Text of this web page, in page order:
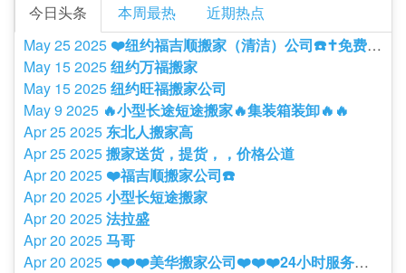
今日头条 本周最热
近期热点
May 25 2025 ❤️纽约福吉顺搬家（清洁）公司☎️✝️免费询价搬家-隔断-保洁-旧家具回收-垃圾清理！新泽西/曼哈顿/纽约
May 15 2025纽约万福搬家
May 15 2025纽约旺福搬家公司
May 9 2025 🔥小型长途短途搬家🔥集装箱装卸🔥🔥
Apr 25 2025 东北人搬家高
Apr 25 2025搬家送货，提货，，价格公道
Apr 20 2025 ❤️福吉顺搬家公司☎️
Apr 20 2025小型长短途搬家
Apr 20 2025法拉盛
Apr 20 2025马哥
Apr 20 2025 ❤️❤️❤️美华搬家公司❤️❤️❤️24小时服务热线☎️，搬家一站式服务，清洁打扫，大小搬家.